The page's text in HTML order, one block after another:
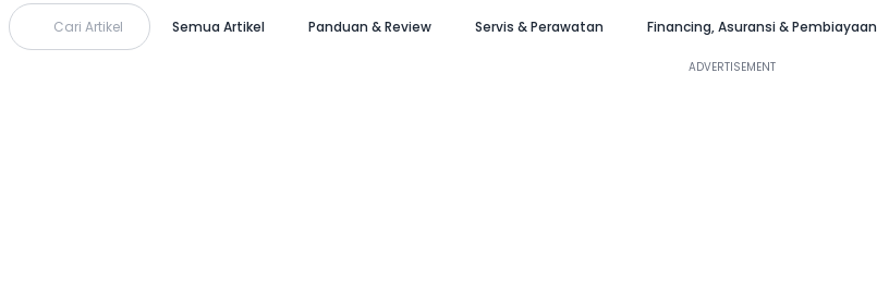
Cari Artikel Semua Artikel Panduan & Review Servis & Perawatan Financing, Asuransi & Pembiayaan